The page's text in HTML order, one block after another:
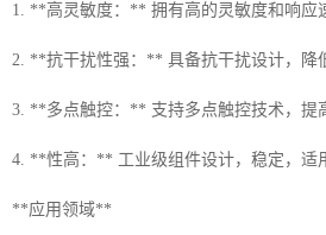
1. **高灵敏度：** 拥有高的灵敏度和响应
2. **抗干扰性强：** 具备抗干扰设计，降
3. **多点触控：** 支持多点触控技术，提
4. **性高：** 工业级组件设计，稳定，适
**应用领域**